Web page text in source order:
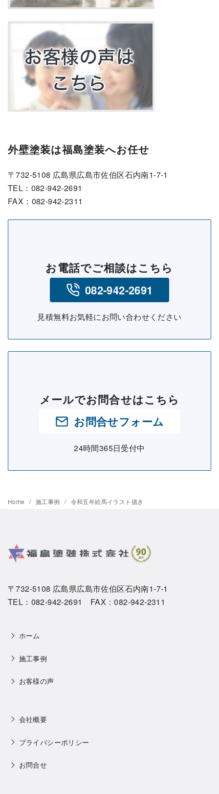
外壁塗装は福島塗装へお任せ
〒732-5108 広島県広島市佐伯区石内南1-7-1
TEL：082-942-2691
FAX：082-942-2311
お電話でご相談はこちら
082-942-2691
見積無料お気軽にお問い合わせください
メールでお問合せはこちら
お問合せフォーム
24時間365日受付中
Home 施工事例 令和五年絵馬イラスト描き
〒732-5108 広島県広島市佐伯区石内南1-7-1
TEL：082-942-2691 FAX：082-942-2311
ホーム
施工事例
お客様の声
会社概要
プライバシーポリシー
お問合せ